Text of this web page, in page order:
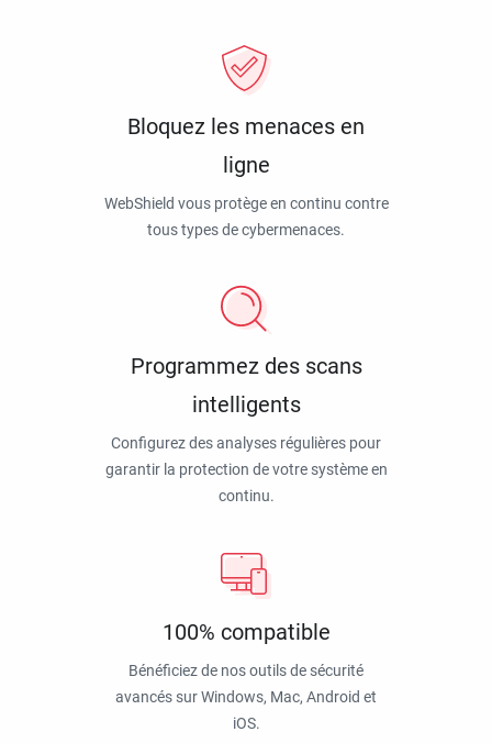
Bloquez les menaces en
ligne
WebShield vous protège en continu contre
tous types de cybermenaces.
Programmez des scans
intelligents
Configurez des analyses régulières pour
garantir la protection de votre système en
continu.
100% compatible
Bénéficiez de nos outils de sécurité
avancés sur Windows, Mac, Android et
iOS.